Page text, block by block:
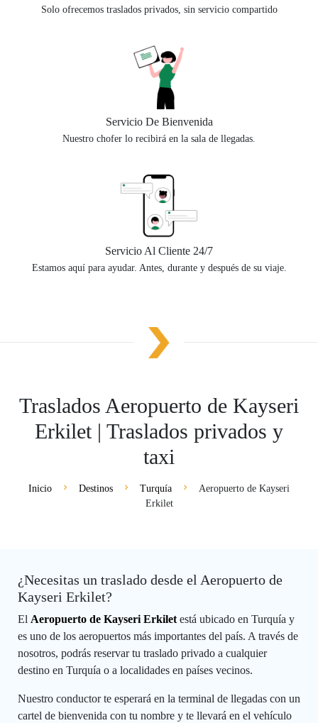
Solo ofrecemos traslados privados, sin servicio compartido
Servicio De Bienvenida
Nuestro chofer lo recibirá en la sala de llegadas.
Servicio Al Cliente 24/7
Estamos aquí para ayudar. Antes, durante y después de su viaje.
Traslados Aeropuerto de Kayseri
Erkilet | Traslados privados y
taxi
Inicio Destinos Turquía
Aeropuerto de Kayseri
Erkilet
¿Necesitas un traslado desde el Aeropuerto de
Kayseri Erkilet?
El Aeropuerto de Kayseri Erkilet está ubicado en Turquía y
es uno de los aeropuertos más importantes del país. A través de
nosotros, podrás reservar tu traslado privado a cualquier
destino en Turquía o a localidades en países vecinos.
Nuestro conductor te esperará en la terminal de llegadas con un
cartel de bienvenida con tu nombre y te llevará en el vehículo